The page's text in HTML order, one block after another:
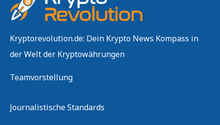
Kryptorevolution.de: Dein Krypto News Kompass in
der Welt der Kryptowährungen
Teamvorstellung
Journalistische Standards